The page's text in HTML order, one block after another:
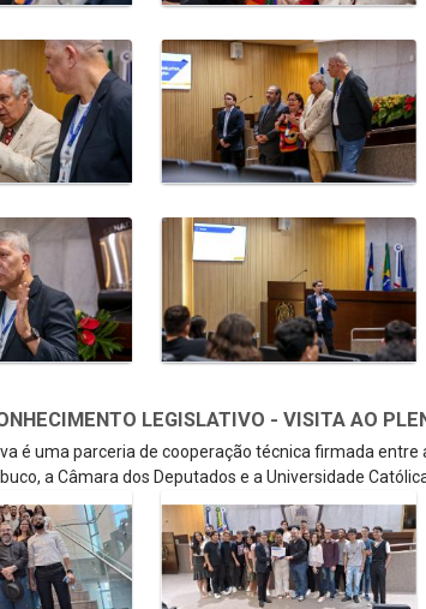
LEGISLATIVO - VISITA AO
é uma parceria de cooperação técnica firmada
a Câmara dos Deputados e a Universidade